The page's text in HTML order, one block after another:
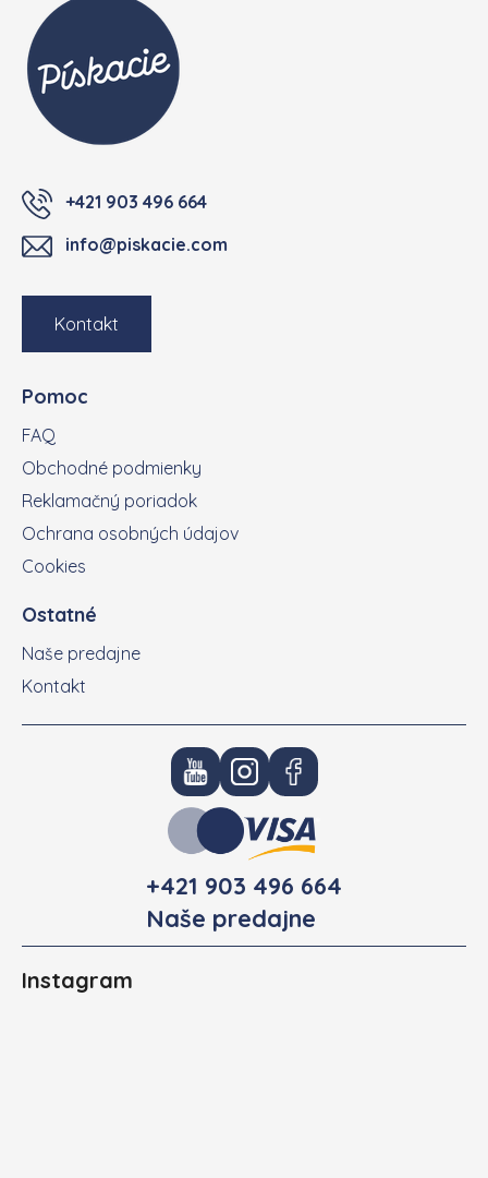
+421 903 496 664
info@piskacie.com
Kontakt
Pomoc
FAQ
Obchodné podmienky
Reklamačný poriadok
Ochrana osobných údajov
Cookies
Ostatné
Naše predajne
Kontakt
+421 903 496 664
Naše predajne
Instagram